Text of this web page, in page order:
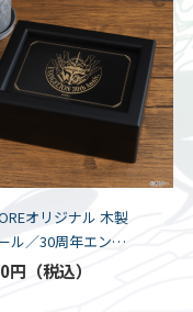
オリジナル 木製
ル／30周年エンブ
な天使のテーゼ)
円